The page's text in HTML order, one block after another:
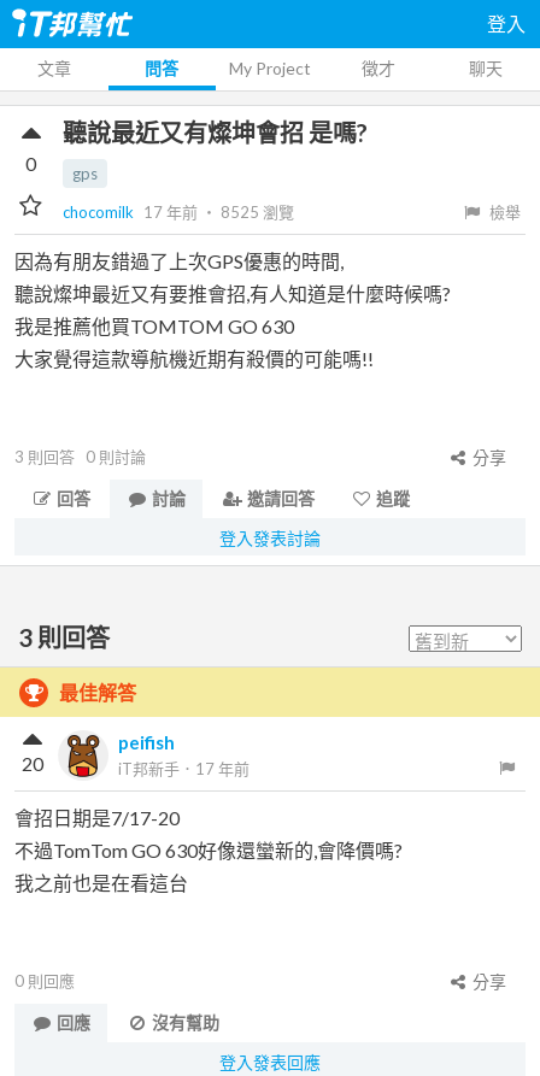
登入
文章 問答 My Project 徵才 聊天
聽說最近又有燦坤會招 是嗎?
gps
chocomilk
17 年前 ‧ 8525 瀏覽 檢舉
0
因為有朋友錯過了上次GPS優惠的時間,
聽說燦坤最近又有要推會招,有人知道是什麼時候嗎?
我是推薦他買TOMTOM GO 630
大家覺得這款導航機近期有殺價的可能嗎!!
3 則回答 0 則討論
分享
回答
討論 邀請回答
追蹤
登入發表討論
3 則回答
最佳解答
peifish
iT邦新手 ． 17 年前
20
會招日期是7/17-20
不過TomTom GO 630好像還蠻新的,會降價嗎?
我之前也是在看這台
0 則回應
分享
回應
沒有幫助
登入發表回應